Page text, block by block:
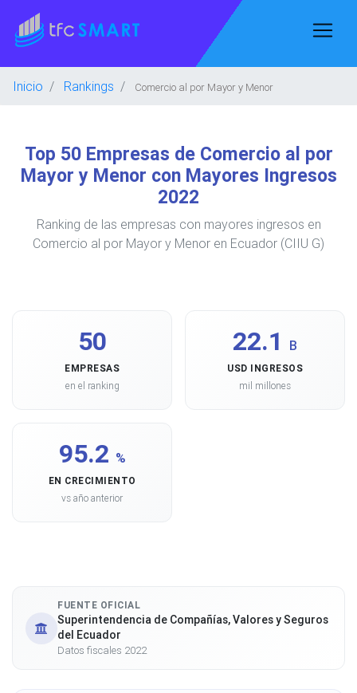
Inicio Rankings Comercio al por Mayor y Menor
Top 50 Empresas de Comercio al por
Mayor y Menor con Mayores Ingresos
2022
Ranking de las empresas con mayores ingresos en
Comercio al por Mayor y Menor en Ecuador (CIIU G)
50
EMPRESAS
en el ranking
22.1 B
USD INGRESOS
mil millones
95.2 %
EN CRECIMIENTO
vs año anterior
FUENTE OFICIAL
Superintendencia de Compañías, Valores y Seguros
del Ecuador
Datos fiscales 2022